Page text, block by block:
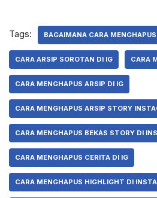
Tags: BAGAIMANA CARA
CARA ARSIP SOROTAN DI IG CARA
CARA MENGHAPUS ARSIP DI IG
CARA MENGHAPUS ARSIP STORY
CARA MENGHAPUS BEKAS STORY DI
CARA MENGHAPUS CERITA DI IG
CARA MENGHAPUS HIGHLIGHT DI